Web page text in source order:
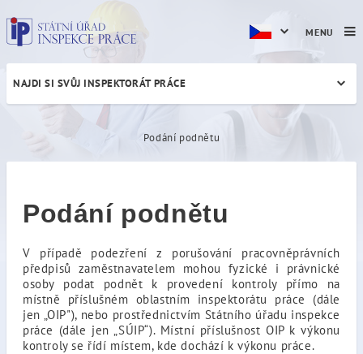
Podání podnětu
NAJDI SI SVŮJ INSPEKTORÁT PRÁCE
Podání podnětu
Podání podnětu
V případě podezření z porušování pracovněprávních
předpisů zaměstnavatelem mohou fyzické i právnické
osoby podat podnět k provedení kontroly přímo na
místně příslušném oblastním inspektorátu práce (dále
jen „OIP"), nebo prostřednictvím Státního úřadu inspekce
práce (dále jen „SÚIP“). Místní příslušnost OIP k výkonu
kontroly se řídí místem, kde dochází k výkonu práce.
MENU